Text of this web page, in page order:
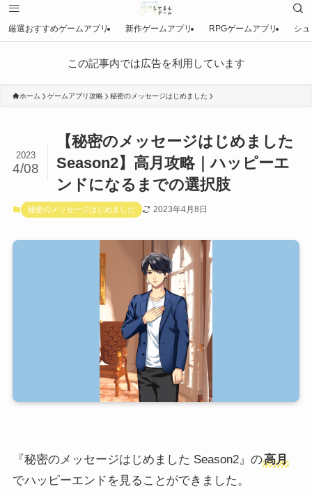
厳選おすすめゲームアプリ 新作ゲームアプリ RPGゲームアプリ シ
この記事内では広告を利用しています
ホーム ゲームアプリ攻略 秘密のメッセージはじめました
【秘密のメッセージはじめました
Season2】高月攻略｜ハッピーエ
ンドになるまでの選択肢
2023
4/08
秘密のメッセージはじめました 2023年4月8日
『秘密のメッセージはじめました Season2』の高月
でハッピーエンドを見ることができました。